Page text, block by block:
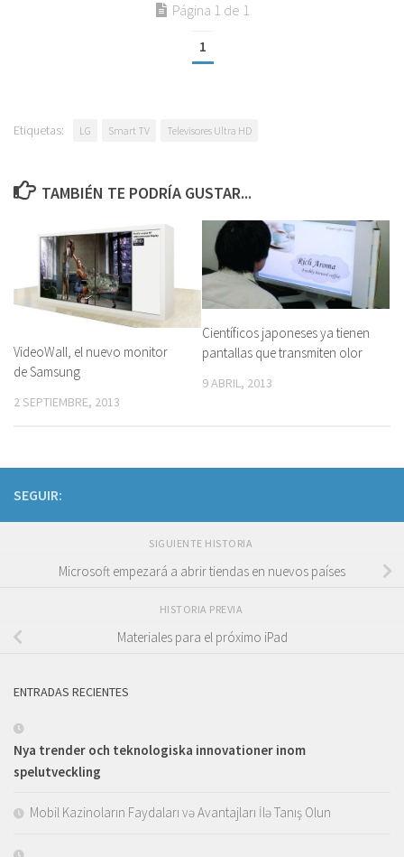
Página 1 de 1
1
Etiquetas: LG Smart TV Televisores Ultra HD
TAMBIÉN TE PODRÍA GUSTAR...
VideoWall, el nuevo monitor
de Samsung
2 SEPTIEMBRE, 2013
Científicos japoneses ya tienen
pantallas que transmiten olor
9 ABRIL, 2013
SEGUIR:
SIGUIENTE HISTORIA
Microsoft empezará a abrir tiendas en nuevos países
HISTORIA PREVIA
Materiales para el próximo iPad
ENTRADAS RECIENTES
Nya trender och teknologiska innovationer inom
spelutveckling
Mobil Kazinoların Faydaları və Avantajları İlə Tanış Olun